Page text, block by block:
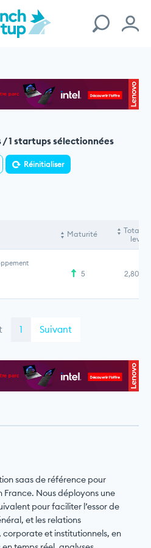
1 startups sélectionnées
Réinitialiser
Maturité
Total
levés
5 2,80
1 Suivant
saas de référence pour
France. Nous déployons une
pour faciliter l’essor de
et les relations
corporate et institutionnels, en